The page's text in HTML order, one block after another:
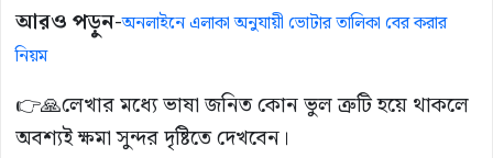
আরও পড়ুন-অনলাইনে এলাকা অনুযায়ী ভোটার তালিকা বের করার
নিয়ম
👉🙏লেখার মধ্যে ভাষা জনিত কোন ভুল ত্রুটি হয়ে থাকলে
অবশ্যই ক্ষমা সুন্দর দৃষ্টিতে দেখবেন।